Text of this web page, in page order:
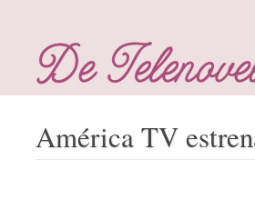
América TV